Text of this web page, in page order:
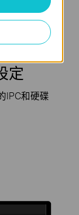
援 16 TB)*
定
IPC和硬碟